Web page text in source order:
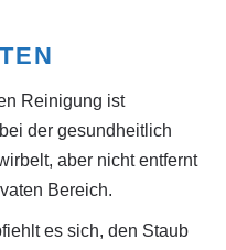
Reinigung ist
der gesundheitlich
aber nicht entfernt
Bereich.
es sich, den Staub